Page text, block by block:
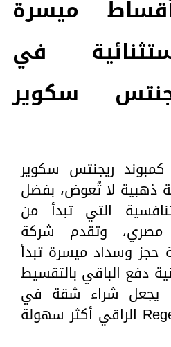
ميسرة
في
سكوير
ريجنتس سكوير
ذهبية لا تُعوض، بفضل
التي تبدأ من
جنيه مصري، وتقدم شركة
حجز وسداد ميسرة تبدأ
دفع الباقي بالتقسيط
ما يجعل شراء شقة في
مشروع Regents Square الراقي أكثر سهولة